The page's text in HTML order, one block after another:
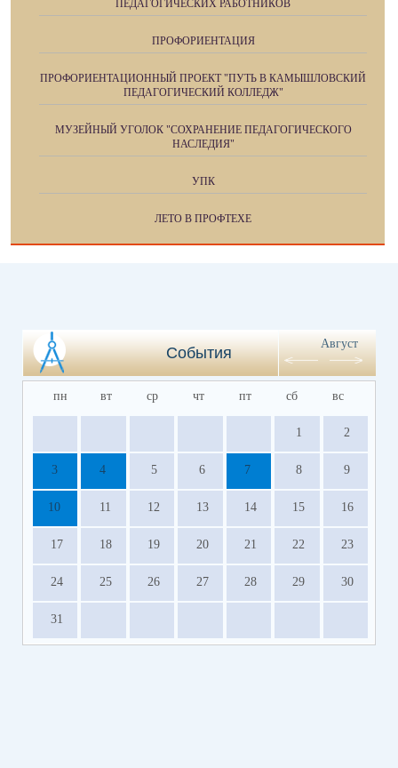
ПЕДАГОГИЧЕСКИХ РАБОТНИКОВ
ПРОФОРИЕНТАЦИЯ
ПРОФОРИЕНТАЦИОННЫЙ ПРОЕКТ "ПУТЬ В КАМЫШЛОВСКИЙ
ПЕДАГОГИЧЕСКИЙ КОЛЛЕДЖ"
МУЗЕЙНЫЙ УГОЛОК "СОХРАНЕНИЕ ПЕДАГОГИЧЕСКОГО
НАСЛЕДИЯ"
УПК
ЛЕТО В ПРОФТЕХЕ
События
Август
пн вт ср чт пт сб вс
1 2
3 4 5 6 7 8 9
10 11 12 13 14 15 16
17 18 19 20 21 22 23
24 25 26 27 28 29 30
31